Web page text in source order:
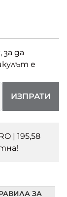
да
е
ИЗПРАТИ
| 195,58
ЗА